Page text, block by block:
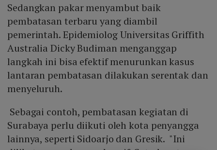
Sedangkan pakar menyambut baik
pembatasan terbaru yang diambil
pemerintah. Epidemiolog Universitas Griffith
Australia Dicky Budiman menganggap
langkah ini bisa efektif menurunkan kasus
lantaran pembatasan dilakukan serentak dan
menyeluruh.
Sebagai contoh, pembatasan kegiatan di
Surabaya perlu diikuti oleh kota penyangga
lainnya, seperti Sidoarjo dan Gresik. "Ini